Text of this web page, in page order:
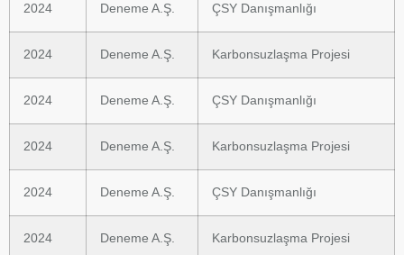
2024 Deneme A.Ş. ÇSY Danışmanlığı
2024 Deneme A.Ş. Karbonsuzlaşma Projesi
2024 Deneme A.Ş. ÇSY Danışmanlığı
2024 Deneme A.Ş. Karbonsuzlaşma Projesi
2024 Deneme A.Ş. ÇSY Danışmanlığı
2024 Deneme A.Ş. Karbonsuzlaşma Projesi